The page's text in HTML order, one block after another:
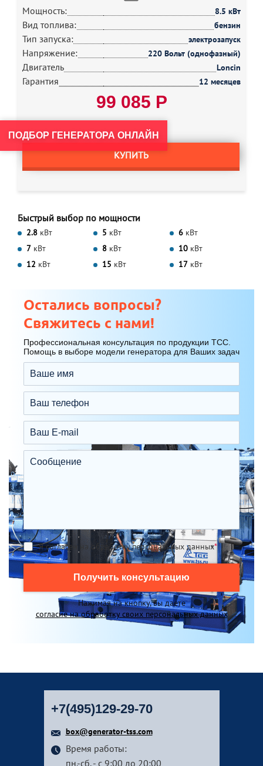
Мощность:
8.5 кВт
Вид топлива: бензин
Тип запуска: электрозапуск
Напряжение: 220 Вольт (однофазный)
Двигатель Loncin
Гарантия 12 месяцев
99 085 Р
КУПИТЬ
Быстрый выбор по мощности
2.8 кВт 5 кВт 6 кВт
7 кВт 8 кВт 10 кВт
12 кВт 15 кВт 17 кВт
Остались вопросы?
Свяжитесь с нами!
Профессиональная консультация по продукции ТСС.
Помощь в выборе модели генератора для Ваших задач
Я согласен на обработку персональных данных*
Получить консультацию
Нажимая на кнопку, вы даете
согласие на обработку своих персональных данных
+7(495)129-29-70
box@generator-tss.com
Время работы:
пн.-сб. - с 9:00 до 20:00
ПОДБОР ГЕНЕРАТОРА ОНЛАЙН